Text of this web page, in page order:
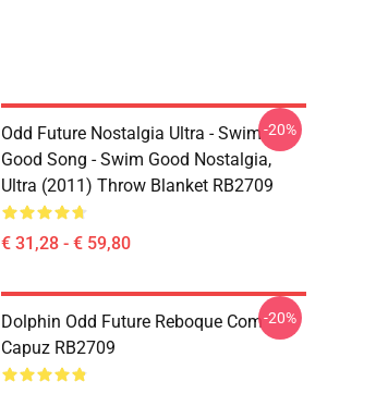
Odd Future Nostalgia Ultra - Swim
Good Song - Swim Good Nostalgia,
Ultra (2011) Throw Blanket RB2709
€ 31,28 - € 59,80
-20%
Dolphin Odd Future Reboque Com
Capuz RB2709
-20%